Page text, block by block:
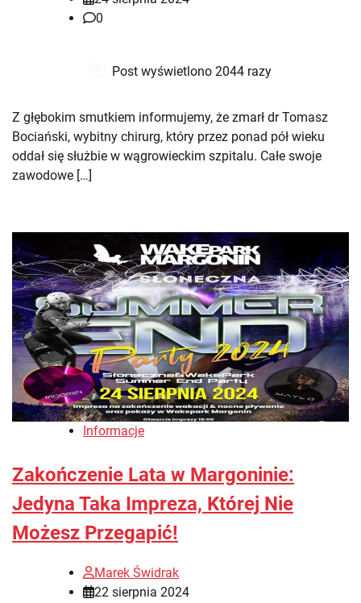
0
Post wyświetlono 2044 razy
Z głębokim smutkiem informujemy, że zmarł dr Tomasz
Bociański, wybitny chirurg, który przez ponad pół wieku
oddał się służbie w wągrowieckim szpitalu. Całe swoje
zawodowe […]
Informacje
Zakończenie Lata w Margoninie:
Jedyna Taka Impreza, Której Nie
Możesz Przegapić!
Marek Świdrak
22 sierpnia 2024